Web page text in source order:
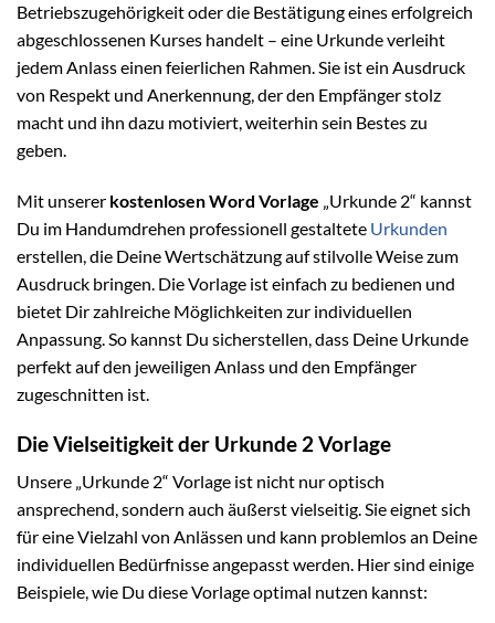
Betriebszugehörigkeit oder die Bestätigung eines erfolgreich
abgeschlossenen Kurses handelt – eine Urkunde verleiht
jedem Anlass einen feierlichen Rahmen. Sie ist ein Ausdruck
von Respekt und Anerkennung, der den Empfänger stolz
macht und ihn dazu motiviert, weiterhin sein Bestes zu
geben.
Mit unserer kostenlosen Word Vorlage „Urkunde 2“ kannst
Du im Handumdrehen professionell gestaltete Urkunden
erstellen, die Deine Wertschätzung auf stilvolle Weise zum
Ausdruck bringen. Die Vorlage ist einfach zu bedienen und
bietet Dir zahlreiche Möglichkeiten zur individuellen
Anpassung. So kannst Du sicherstellen, dass Deine Urkunde
perfekt auf den jeweiligen Anlass und den Empfänger
zugeschnitten ist.
Die Vielseitigkeit der Urkunde 2 Vorlage
Unsere „Urkunde 2“ Vorlage ist nicht nur optisch
ansprechend, sondern auch äußerst vielseitig. Sie eignet sich
für eine Vielzahl von Anlässen und kann problemlos an Deine
individuellen Bedürfnisse angepasst werden. Hier sind einige
Beispiele, wie Du diese Vorlage optimal nutzen kannst: